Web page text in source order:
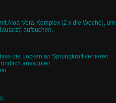
Aloa-Vera-Komplex (2 x die Woche),
aufsuchen.
die Locken an Sprungkraft verlieren.
ausspülen.